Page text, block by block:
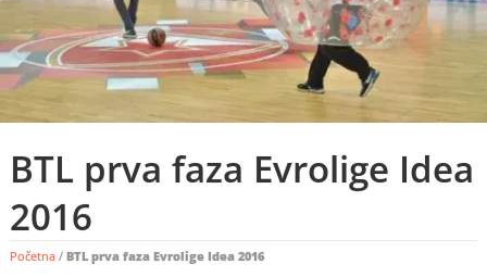
BTL prva faza Evrolige Idea
2016
Početna/ BTL prva faza Evrolige Idea 2016